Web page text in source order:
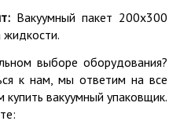
Вакуумный пакет 200х300
жидкости.
выборе оборудования?
к нам, мы ответим на все
вакуумный упаковщик.